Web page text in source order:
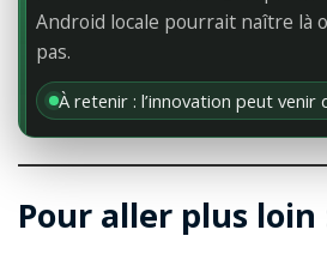
Android locale pourrait naître là
pas.
À retenir : l’innovation peut venir
Pour aller plus loin